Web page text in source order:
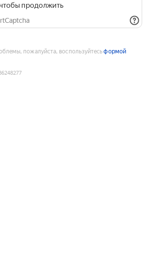
продолжить
пожалуйста, воспользуйтесьформой